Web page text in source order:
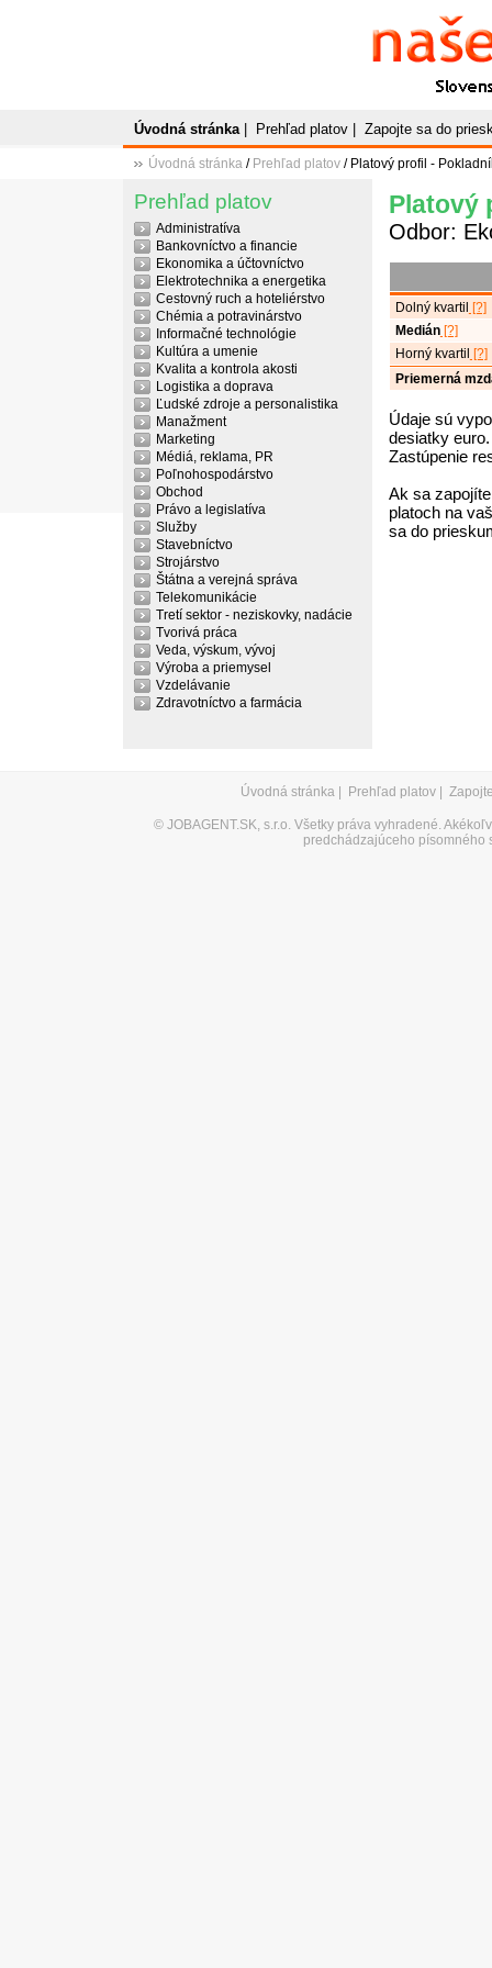
Naše
Slovenský
Úvodná stránka| Prehľad platov Zapojte sa do
Úvodná stránka / Prehľad platov / Platový profil -
Prehľad platov
Administratíva
Bankovníctvo a financie
Ekonomika a účtovníctvo
Elektrotechnika a energetika
Cestovný ruch a hoteliérstvo
Chémia a potravinárstvo
Informačné technológie
Kultúra a umenie
Kvalita a kontrola akosti
Logistika a doprava
Ľudské zdroje a personalistika
Manažment
Marketing
Médiá, reklama, PR
Poľnohospodárstvo
Obchod
Právo a legislatíva
Služby
Stavebníctvo
Strojárstvo
Štátna a verejná správa
Telekomunikácie
Tretí sektor - neziskovky, nadácie
Tvorivá práca
Veda, výskum, vývoj
Výroba a priemysel
Vzdelávanie
Zdravotníctvo a farmácia
Platový
Odbor:
Dolný kvartil
[?]
Medián[?]
Horný kvartil
[?]
Priemerná
Údaje sú
desiatky euro.
Zastúpenie
Ak sa
platoch na
sa do
Úvodná stránka Prehľad platov
© JOBAGENT.SK, s.r.o. Všetky práva vyhradené.
predchádzajúceho písomného